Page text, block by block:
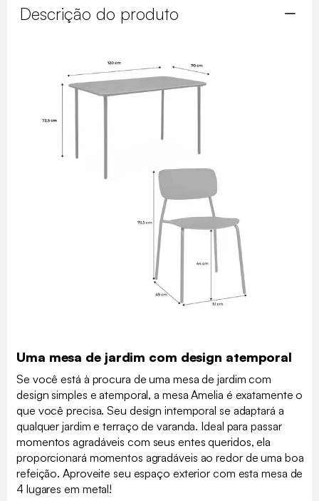
Descrição do produto
Uma mesa de jardim com design atemporal
Se você está à procura de uma mesa de jardim com
design simples e atemporal, a mesa Amelia é exatamente o
que você precisa. Seu design intemporal se adaptará a
qualquer jardim e terraço de varanda. Ideal para passar
momentos agradáveis com seus entes queridos, ela
proporcionará momentos agradáveis ao redor de uma boa
refeição. Aproveite seu espaço exterior com esta mesa de
4 lugares em metal!